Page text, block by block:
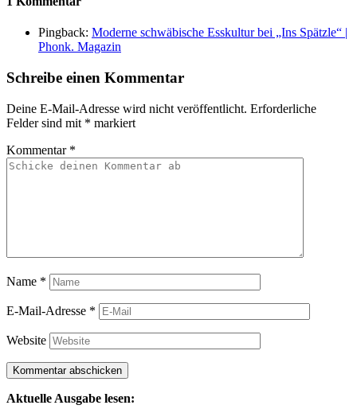
Pingback: Moderne schwäbische Esskultur bei „Ins Spätzle“ |
Phonk. Magazin
Schreibe einen Kommentar
Deine E-Mail-Adresse wird nicht veröffentlicht. Erforderliche
Felder sind mit * markiert
Kommentar *
Name *
E-Mail-Adresse *
Website
Aktuelle Ausgabe lesen: